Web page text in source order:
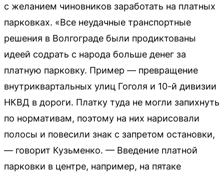
с желанием чиновников заработать на платных
парковках. «Все неудачные транспортные
решения в Волгограде были продиктованы
идеей содрать с народа больше денег за
платную парковку. Пример — превращение
внутриквартальных улиц Гоголя и 10-й дивизии
НКВД в дороги. Платку туда не могли запихнуть
по нормативам, поэтому на них нарисовали
полосы и повесили знак с запретом остановки,
— говорит Кузьменко. — Введение платной
парковки в центре, например, на пятаке